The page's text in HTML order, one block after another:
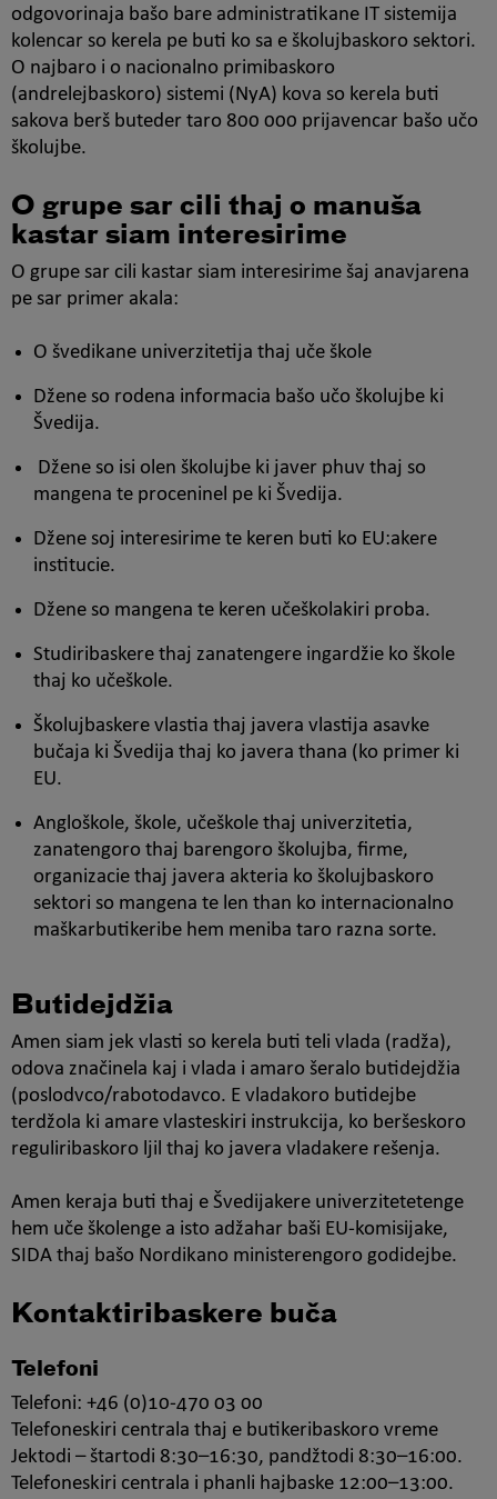
odgovorinaja bašo bare administratikane IT sistemija
kolencar so kerela pe buti ko sa e školujbaskoro sektori.
O najbaro i o nacionalno primibaskoro
(andrelejbaskoro) sistemi (NyA) kova so kerela buti
sakova berš buteder taro 800 000 prijavencar bašo učo
školujbe.
O grupe sar cili thaj o manuša
kastar siam interesirime
O grupe sar cili kastar siam interesirime šaj anavjarena
pe sar primer akala:
O švedikane univerzitetija thaj uče škole
Džene so rodena informacia bašo učo školujbe ki
Švedija.
Džene so isi olen školujbe ki javer phuv thaj so
mangena te proceninel pe ki Švedija.
Džene soj interesirime te keren buti ko EU:akere
institucie.
Džene so mangena te keren učeškolakiri proba.
Studiribaskere thaj zanatengere ingardžie ko škole
thaj ko učeškole.
Školujbaskere vlastia thaj javera vlastija asavke
bučaja ki Švedija thaj ko javera thana (ko primer ki
EU.
Angloškole, škole, učeškole thaj univerzitetia,
zanatengoro thaj barengoro školujba, firme,
organizacie thaj javera akteria ko školujbaskoro
sektori so mangena te len than ko internacionalno
maškarbutikeribe hem meniba taro razna sorte.
Butidejdžia
Amen siam jek vlasti so kerela buti teli vlada (radža),
odova značinela kaj i vlada i amaro šeralo butidejdžia
(poslodvco/rabotodavco. E vladakoro butidejbe
terdžola ki amare vlasteskiri instrukcija, ko beršeskoro
reguliribaskoro ljil thaj ko javera vladakere rešenja.
Amen keraja buti thaj e Švedijakere univerzitetetenge
hem uče školenge a isto adžahar baši EU-komisijake,
SIDA thaj bašo Nordikano ministerengoro godidejbe.
Kontaktiribaskere buča
Telefoni
Telefoni: +46 (0)10-470 03 00
Telefoneskiri centrala thaj e butikeribaskoro vreme
Jektodi – štartodi 8:30–16:30, pandžtodi 8:30–16:00.
Telefoneskiri centrala i phanli hajbaske 12:00–13:00.